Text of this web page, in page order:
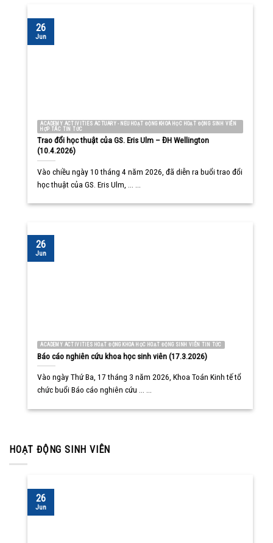
ACADEMY ACTIVITIES ACTUARY - NEU HOẠT ĐỘNG KHOA HỌC HOẠT ĐỘNG SINH VIÊN
HỢP TÁC TIN TỨC
Trao đổi học thuật của GS. Eris Ulm – ĐH Wellington
(10.4.2026)
Vào chiều ngày 10 tháng 4 năm 2026, đã diễn ra buổi trao đổi
học thuật của GS. Eris Ulm, ... ...
26
Jun
ACADEMY ACTIVITIES HOẠT ĐỘNG KHOA HỌC HOẠT ĐỘNG SINH VIÊN TIN TỨC
Báo cáo nghiên cứu khoa học sinh viên (17.3.2026)
Vào ngày Thứ Ba, 17 tháng 3 năm 2026, Khoa Toán Kinh tế tổ
chức buổi Báo cáo nghiên cứu ... ...
26
Jun
HOẠT ĐỘNG SINH VIÊN
26
Jun